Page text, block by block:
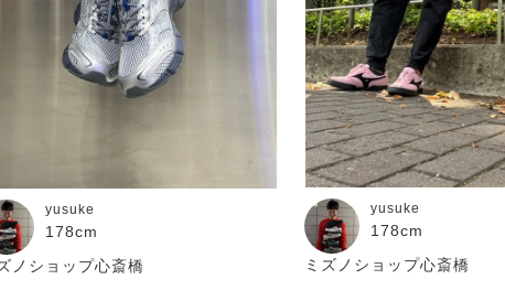
yusuke
178cm
ノショップ心斎橋
yusuke
178cm
ミズノショップ心斎橋